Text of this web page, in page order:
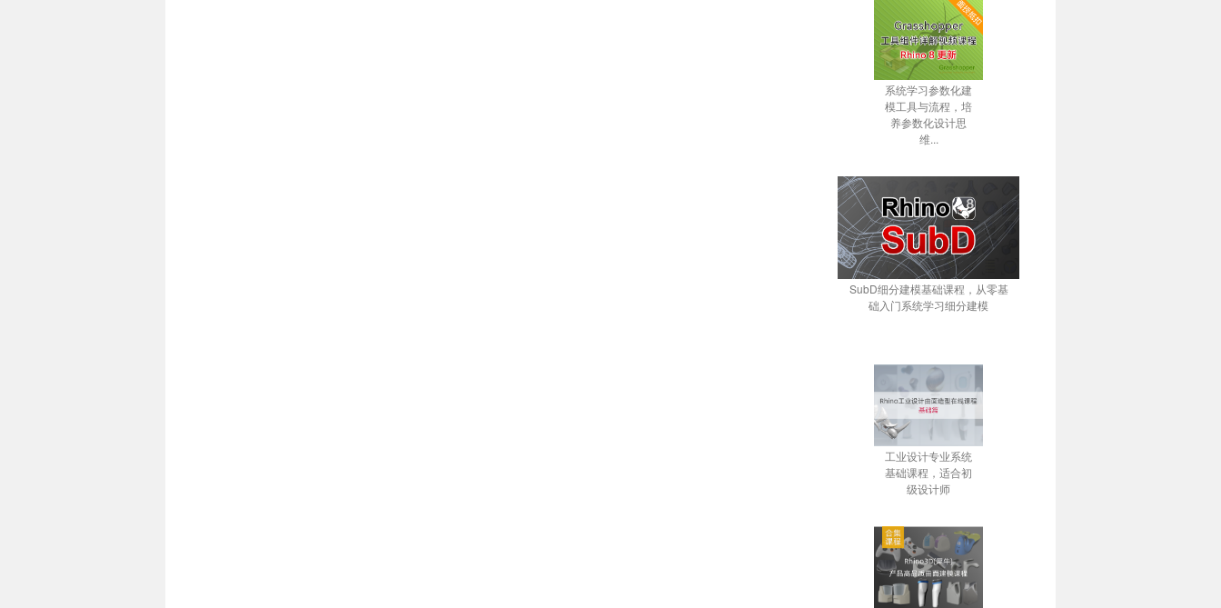
系统学习参数化建
模工具与流程，培
养参数化设计思
维...
SubD细分建模基础课程，从零基
础入门系统学习细分建模
工业设计专业系统
基础课程，适合初
级设计师